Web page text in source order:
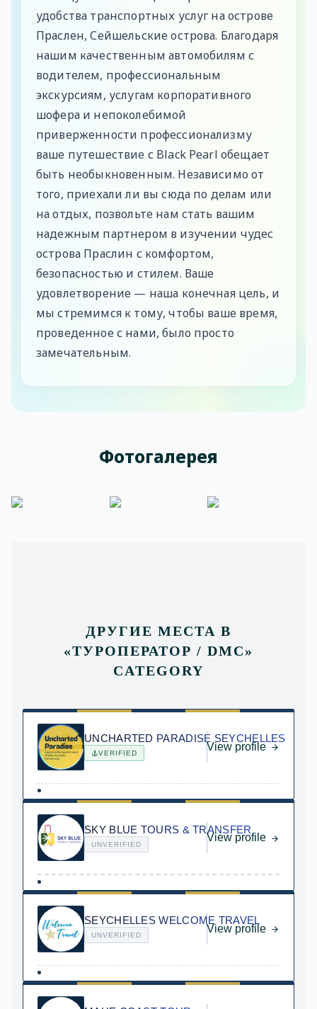
удобства транспортных услуг на острове
Праслен, Сейшельские острова. Благодаря
нашим качественным автомобилям с
водителем, профессиональным
экскурсиям, услугам корпоративного
шофера и непоколебимой
приверженности профессионализму
ваше путешествие с Black Pearl обещает
быть необыкновенным. Независимо от
того, приехали ли вы сюда по делам или
на отдых, позвольте нам стать вашим
надежным партнером в изучении чудес
острова Праслин с комфортом,
безопасностью и стилем. Ваше
удовлетворение — наша конечная цель, и
мы стремимся к тому, чтобы ваше время,
проведенное с нами, было просто
замечательным.
Фотогалерея
ДРУГИЕ МЕСТА В
«ТУРОПЕРАТОР / DMC»
CATEGORY
UNCHARTED PARADISE SEYCHELLES
VERIFIED
View profile
SKY BLUE TOURS & TRANSFER
UNVERIFIED
View profile
SEYCHELLES WELCOME TRAVEL
UNVERIFIED
View profile